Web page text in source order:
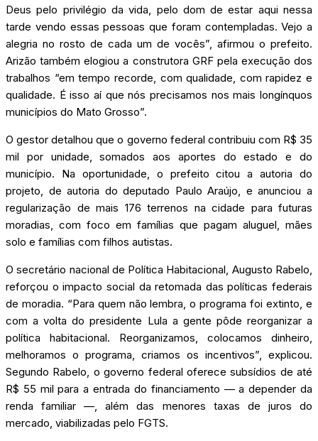
Deus pelo privilégio da vida, pelo dom de estar aqui nessa
tarde vendo essas pessoas que foram contempladas. Vejo a
alegria no rosto de cada um de vocês”, afirmou o prefeito.
Arizão também elogiou a construtora GRF pela execução dos
trabalhos “em tempo recorde, com qualidade, com rapidez e
qualidade. É isso aí que nós precisamos nos mais longínquos
municípios do Mato Grosso”.
O gestor detalhou que o governo federal contribuiu com R$ 35
mil por unidade, somados aos aportes do estado e do
município. Na oportunidade, o prefeito citou a autoria do
projeto, de autoria do deputado Paulo Araújo, e anunciou a
regularização de mais 176 terrenos na cidade para futuras
moradias, com foco em famílias que pagam aluguel, mães
solo e famílias com filhos autistas.
O secretário nacional de Política Habitacional, Augusto Rabelo,
reforçou o impacto social da retomada das políticas federais
de moradia. “Para quem não lembra, o programa foi extinto, e
com a volta do presidente Lula a gente pôde reorganizar a
política habitacional. Reorganizamos, colocamos dinheiro,
melhoramos o programa, criamos os incentivos”, explicou.
Segundo Rabelo, o governo federal oferece subsídios de até
R$ 55 mil para a entrada do financiamento — a depender da
renda familiar —, além das menores taxas de juros do
mercado, viabilizadas pelo FGTS.